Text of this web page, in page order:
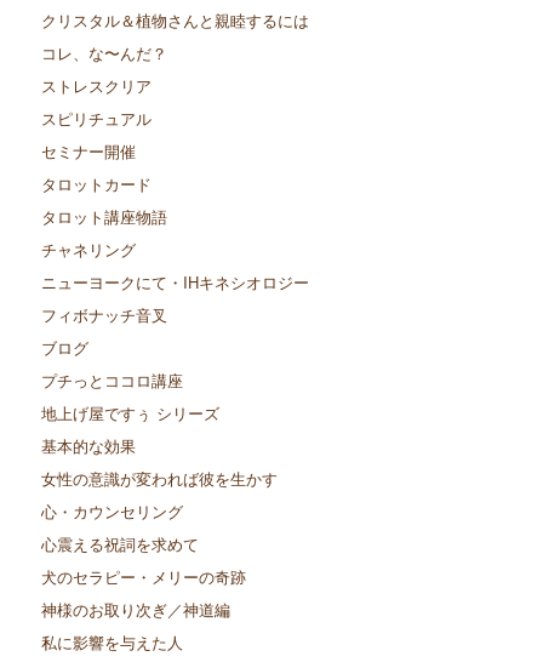
クリスタル＆植物さんと親睦するには
コレ、な〜んだ？
ストレスクリア
スピリチュアル
セミナー開催
タロットカード
タロット講座物語
チャネリング
ニューヨークにて・IHキネシオロジー
フィボナッチ音叉
ブログ
プチっとココロ講座
地上げ屋ですぅ シリーズ
基本的な効果
女性の意識が変われば彼を生かす
心・カウンセリング
心震える祝詞を求めて
犬のセラピー・メリーの奇跡
神様のお取り次ぎ／神道編
私に影響を与えた人